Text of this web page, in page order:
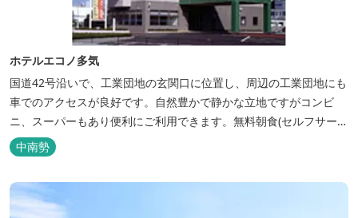
ホテルエコノ多気
国道42号沿いで、工業団地の玄関口に位置し、周辺の工業団地にも
車でのアクセスが良好です。自然豊かで静かな立地ですがコンビ
ニ、スーパーもあり便利にご利用できます。無料朝食(セルフサービ
ス)、大型無料駐車場も完備。
中南勢